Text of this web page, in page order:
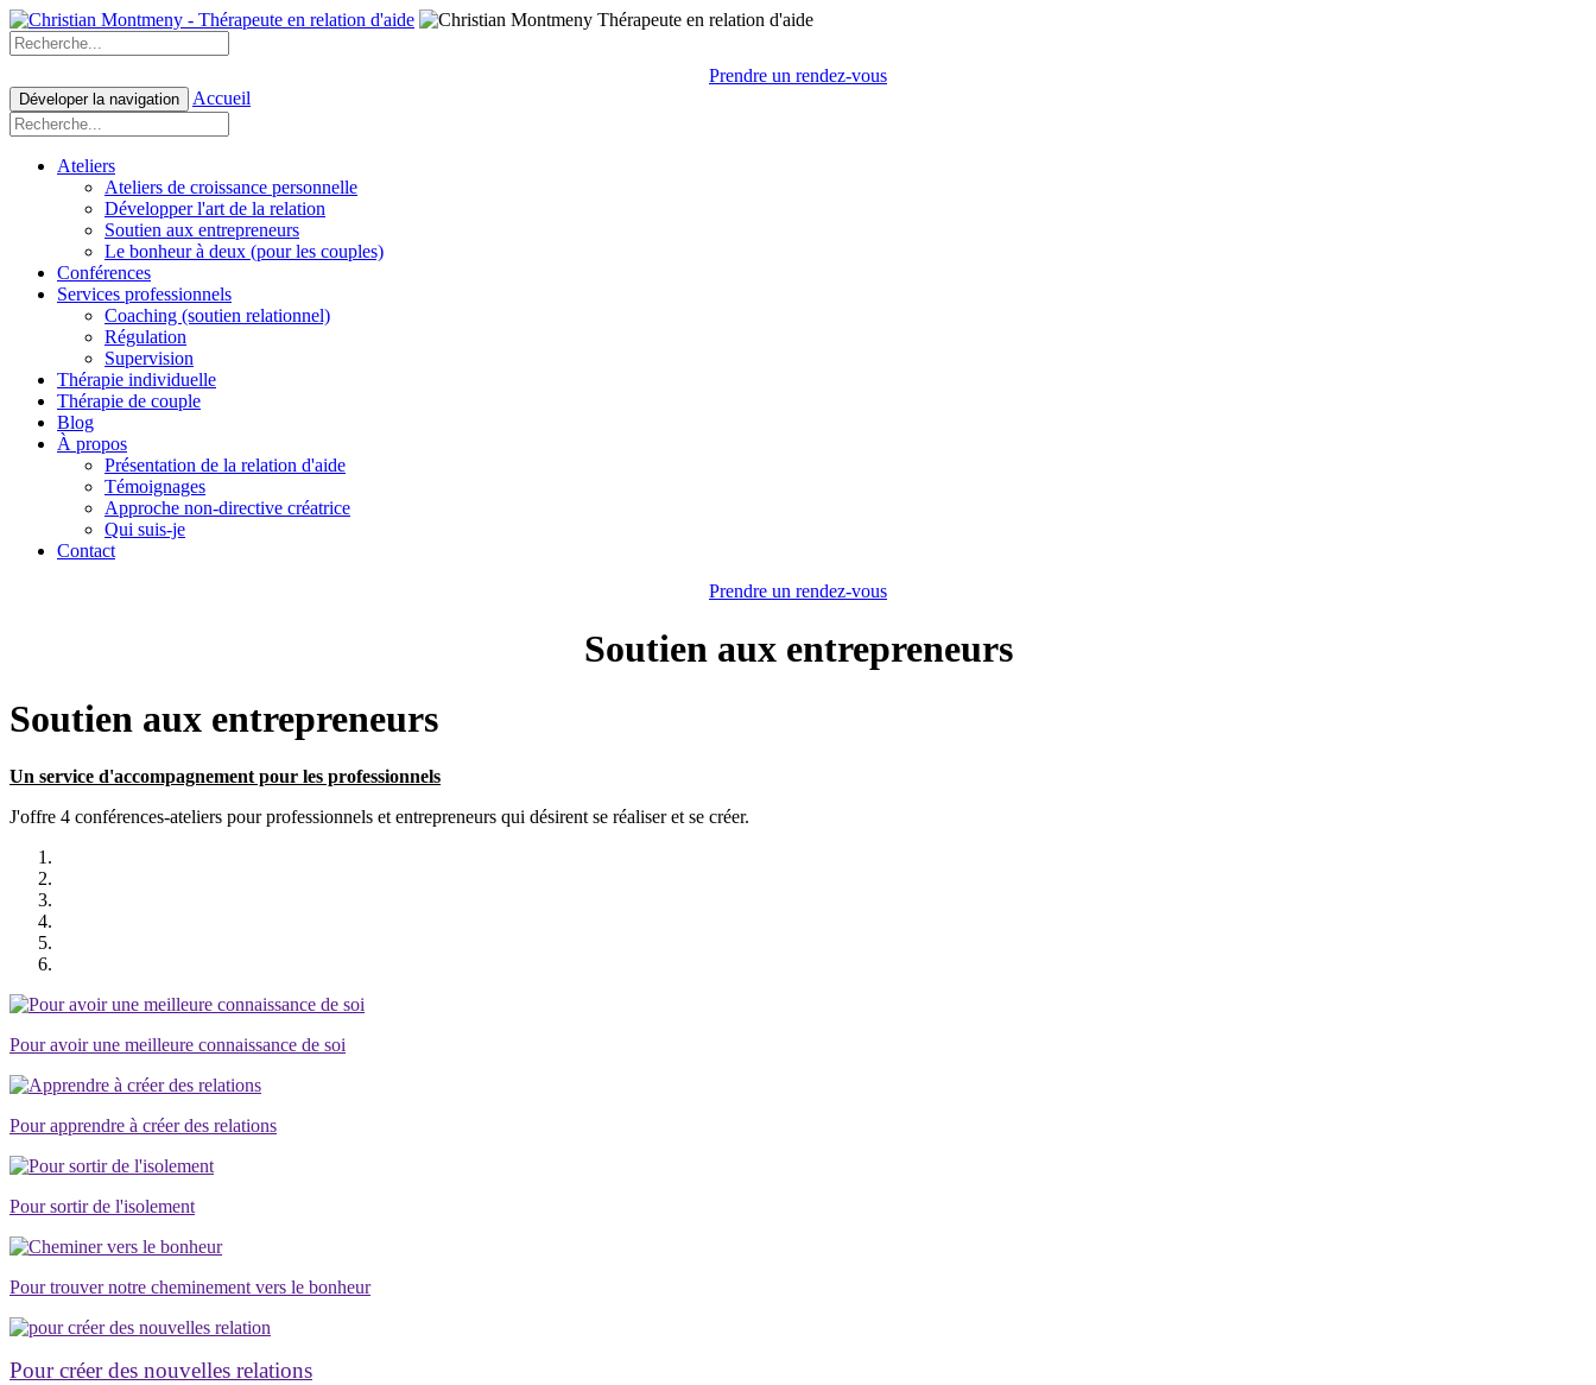
Prendre un rendez-vous
Déveloper la navigation Accueil
Ateliers
Ateliers de croissance personnelle
Développer l'art de la relation
Soutien aux entrepreneurs
Le bonheur à deux (pour les couples)
Conférences
Services professionnels
Coaching (soutien relationnel)
Régulation
Supervision
Thérapie individuelle
Thérapie de couple
Blog
À propos
Présentation de la relation d'aide
Témoignages
Approche non-directive créatrice
Qui suis-je
Contact
Prendre un rendez-vous
Soutien aux entrepreneurs
Soutien aux entrepreneurs
Un service d'accompagnement pour les professionnels
J'offre 4 conférences-ateliers pour professionnels et entrepreneurs qui désirent se réaliser et se créer.
Pour avoir une meilleure connaissance de soi
Pour apprendre à créer des relations
Pour sortir de l'isolement
Pour trouver notre cheminement vers le bonheur
Pour créer des nouvelles relations